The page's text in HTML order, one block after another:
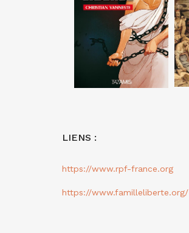
LIENS :
https://www.rpf-france.org
https://www.familleliberte.org/